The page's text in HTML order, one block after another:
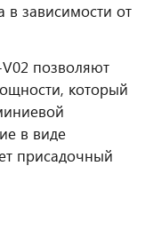
в зависимости от
позволяют
который
в виде
присадочный